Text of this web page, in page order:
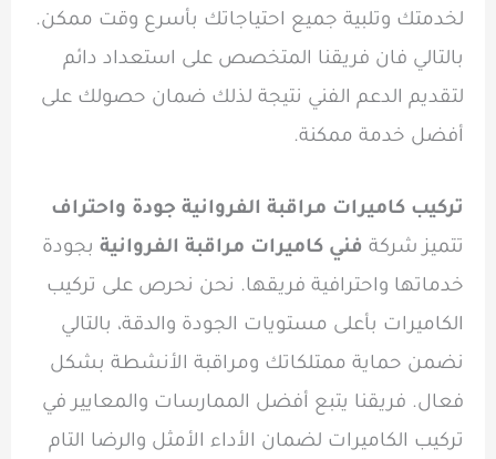
لخدمتك وتلبية جميع احتياجاتك بأسرع وقت ممكن.
بالتالي فان فريقنا المتخصص على استعداد دائم
لتقديم الدعم الفني نتيجة لذلك ضمان حصولك على
أفضل خدمة ممكنة.
تركيب كاميرات مراقبة الفروانية جودة واحتراف
تتميز شركة فني كاميرات مراقبة الفروانية بجودة
خدماتها واحترافية فريقها. نحن نحرص على تركيب
الكاميرات بأعلى مستويات الجودة والدقة، بالتالي
نضمن حماية ممتلكاتك ومراقبة الأنشطة بشكل
فعال. فريقنا يتبع أفضل الممارسات والمعايير في
تركيب الكاميرات لضمان الأداء الأمثل والرضا التام